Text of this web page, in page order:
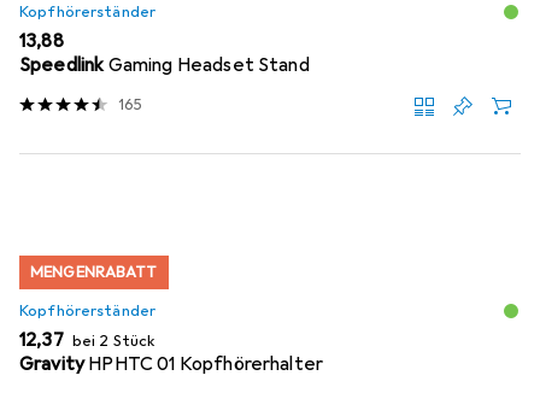
Kopfhörerständer
EUR
13,88
SpeedlinkGaming Headset Stand
165
MENGENRABATT
Kopfhörerständer
EUR
12,37 bei 2 Stück
GravityHPHTC 01 Kopfhörerhalter